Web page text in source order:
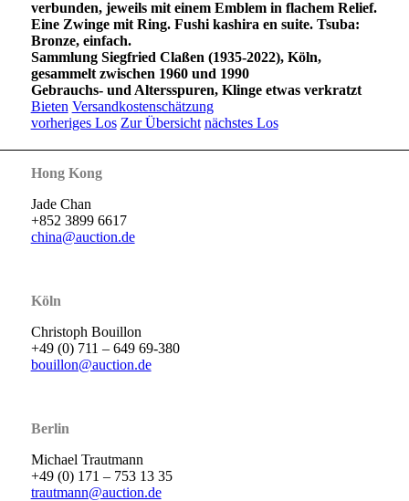
verbunden, jeweils mit einem Emblem in flachem Relief.
Eine Zwinge mit Ring. Fushi kashira en suite. Tsuba:
Bronze, einfach.
Sammlung Siegfried Claßen (1935-2022), Köln,
gesammelt zwischen 1960 und 1990
Gebrauchs- und Altersspuren, Klinge etwas verkratzt
Bieten Versandkostenschätzung
vorheriges Los Zur Übersicht nächstes Los
Hong Kong
Jade Chan
+852 3899 6617
china@auction.de
Köln
Christoph Bouillon
+49 (0) 711 – 649 69-380
bouillon@auction.de
Berlin
Michael Trautmann
+49 (0) 171 – 753 13 35
trautmann@auction.de